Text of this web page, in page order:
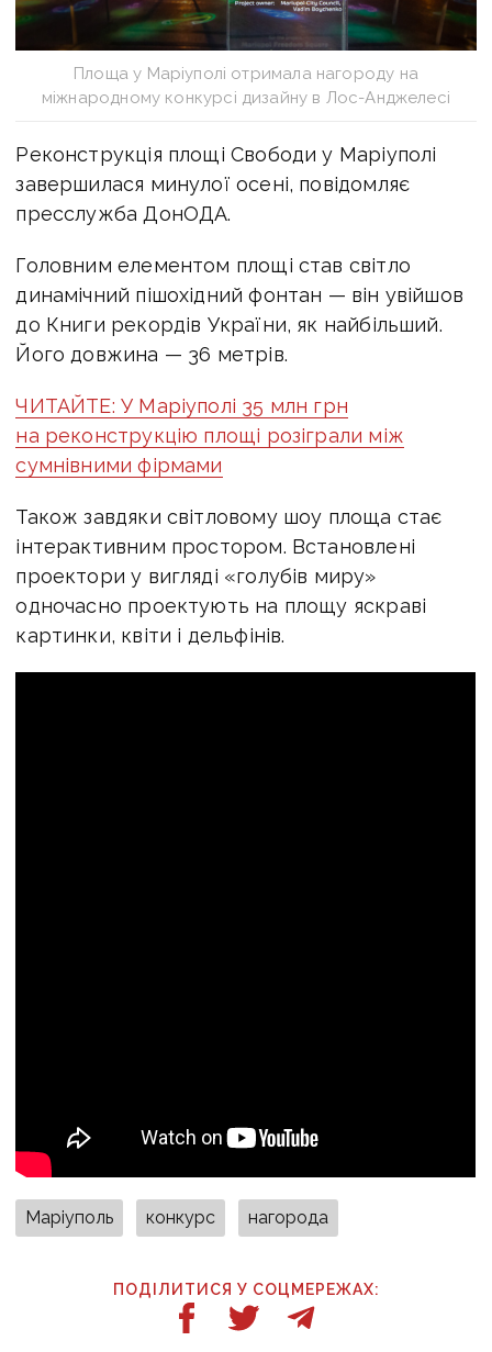
Площа у Маріуполі отримала нагороду на
міжнародному конкурсі дизайну в Лос-Анджелесі
Реконструкція площі Свободи у Маріуполі
завершилася минулої осені, повідомляє
пресслужба ДонОДА.
Головним елементом площі став світло
динамічний пішохідний фонтан — він увійшов
до Книги рекордів України, як найбільший.
Його довжина — 36 метрів.
ЧИТАЙТЕ: У Маріуполі 35 млн грн
на реконструкцію площі розіграли між
сумнівними фірмами
Також завдяки світловому шоу площа стає
інтерактивним простором. Встановлені
проектори у вигляді «голубів миру»
одночасно проектують на площу яскраві
картинки, квіти і дельфінів.
Маріуполь конкурс нагорода
ПОДІЛИТИСЯ У СОЦМЕРЕЖАХ: